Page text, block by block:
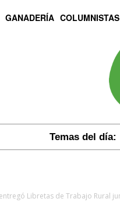
GANADERÍA COLUMNISTAS
Temas del día: